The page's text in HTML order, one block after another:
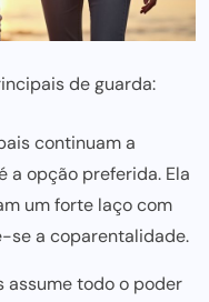
de guarda:
continuam a
a opção preferida. Ela
um forte laço com
se a coparentalidade.
assume todo o poder